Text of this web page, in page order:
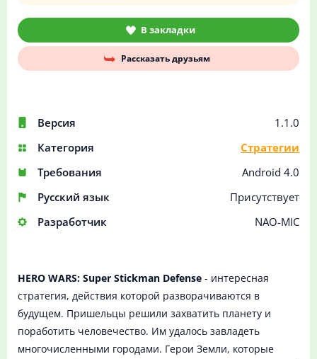
Версия
1.1.0
Категория
Стратегии
Требования
Android 4.0
Русский язык
Присутствует
Разработчик
NAO-MIC
В закладки
Рассказать друзьям
HERO WARS: Super Stickman Defense - интересная
стратегия, действия которой разворачиваются в
будущем. Пришельцы решили захватить планету и
поработить человечество. Им удалось завладеть
многочисленными городами. Герои Земли, которые